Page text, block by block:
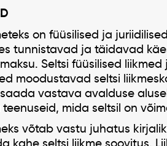
on füüsilised ja
tunnistavad ja täidavad
Seltsi füüsilised
moodustavad seltsi
vastava avalduse
mida seltsil on
võtab vastu juhatus